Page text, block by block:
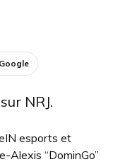
NRJ.
esports et
Alexis “DominGo”